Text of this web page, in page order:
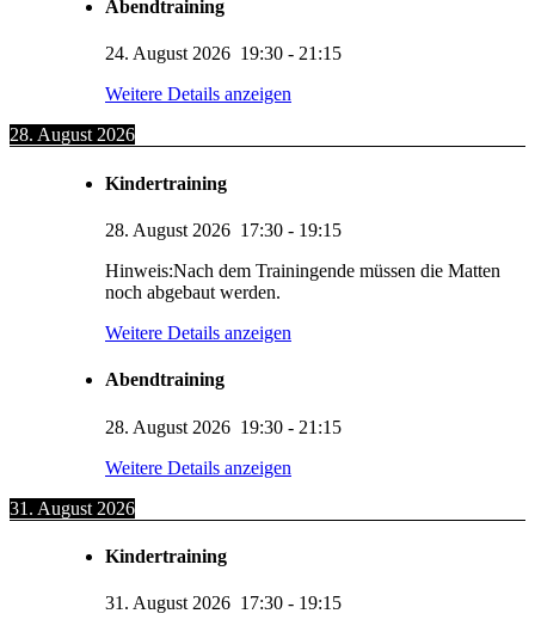
Abendtraining
24. August 2026 19:30 - 21:15
Weitere Details anzeigen
28. August 2026
Kindertraining
28. August 2026 17:30 - 19:15
Hinweis:Nach dem Trainingende müssen die Matten
noch abgebaut werden.
Weitere Details anzeigen
Abendtraining
28. August 2026 19:30 - 21:15
Weitere Details anzeigen
31. August 2026
Kindertraining
31. August 2026 17:30 - 19:15